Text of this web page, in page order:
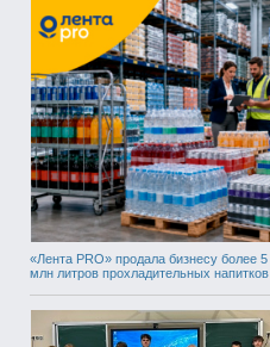
«Лента PRO» продала бизнесу более 5
млн литров прохладительных напитков